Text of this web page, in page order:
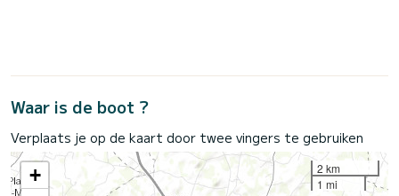
Waar is de boot ?
Verplaats je op de kaart door twee vingers te gebruiken
+
2 km
1 mi